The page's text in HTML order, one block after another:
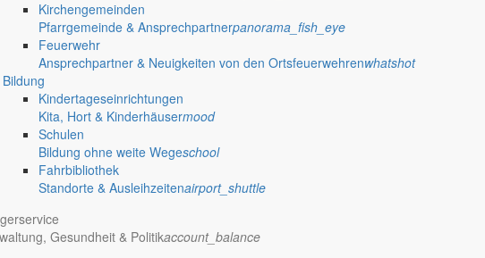
Kirchengemeinden
Pfarrgemeinde & Ansprechpartnerpanorama_fish_eye
Feuerwehr
Ansprechpartner & Neuigkeiten von den Ortsfeuerwehrenwhatshot
Bildung
Kindertageseinrichtungen
Kita, Hort & Kinderhäusermood
Schulen
Bildung ohne weite Wegeschool
Fahrbibliothek
Standorte & Ausleihzeitenairport_shuttle
Gesundheit & Politikaccount_balance
Paulsdorf